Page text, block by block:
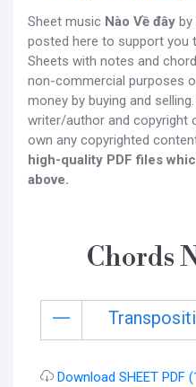
Sheet music Nào Về đây by
posted here to support you
Sheets with notes and
non-commercial purposes
money by buying and
writer/author and copyright
own any copyrighted
high-quality PDF files
above.
Chords
Download SHEET PDF